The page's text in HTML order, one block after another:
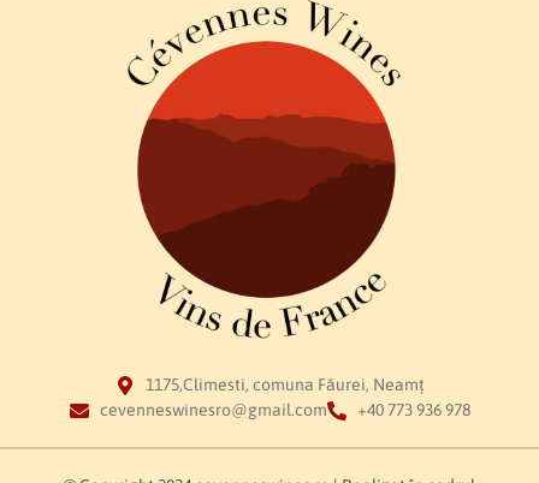
1175,Climesti, comuna Făurei, Neamț
cevenneswinesro@gmail.com
+40 773 936 978